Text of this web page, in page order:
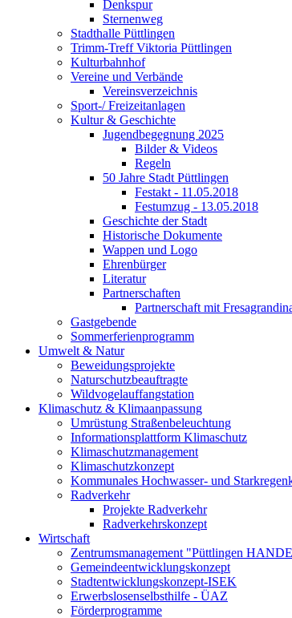
Denkspur
Sternenweg
Stadthalle Püttlingen
Trimm-Treff Viktoria Püttlingen
Kulturbahnhof
Vereine und Verbände
Vereinsverzeichnis
Sport-/ Freizeitanlagen
Kultur & Geschichte
Jugendbegegnung 2025
Bilder & Videos
Regeln
50 Jahre Stadt Püttlingen
Festakt - 11.05.2018
Festumzug - 13.05.2018
Geschichte der Stadt
Historische Dokumente
Wappen und Logo
Ehrenbürger
Literatur
Partnerschaften
Partnerschaft mit
Gastgebende
Sommerferienprogramm
Umwelt & Natur
Beweidungsprojekte
Naturschutzbeauftragte
Wildvogelauffangstation
Klimaschutz & Klimaanpassung
Umrüstung Straßenbeleuchtung
Informationsplattform Klimaschutz
Klimaschutzmanagement
Klimaschutzkonzept
Kommunales Hochwasser- und
Radverkehr
Projekte Radverkehr
Radverkehrskonzept
Wirtschaft
Zentrumsmanagement "Püttlingen
Gemeindeentwicklungskonzept
Stadtentwicklungskonzept-ISEK
Erwerbslosenselbsthilfe - ÜAZ
Förderprogramme